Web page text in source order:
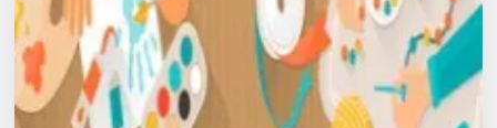
Экскурсии
Спорт